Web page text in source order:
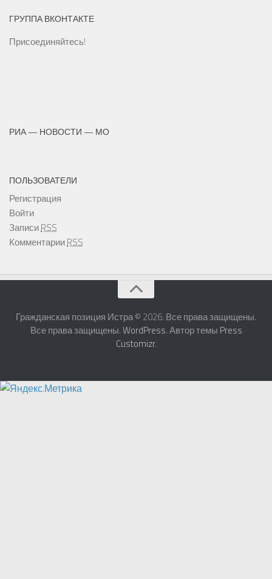
ГРУППА ВКОНТАКТЕ
Присоединяйтесь!
РИА — НОВОСТИ — МО
ПОЛЬЗОВАТЕЛИ
Регистрация
Войти
ЗаписиRSS
КомментарииRSS
Гражданская позиция Истра © 2026. Все права защищены.
Все права защищены.WordPress. Автор темы Press
Customizr.